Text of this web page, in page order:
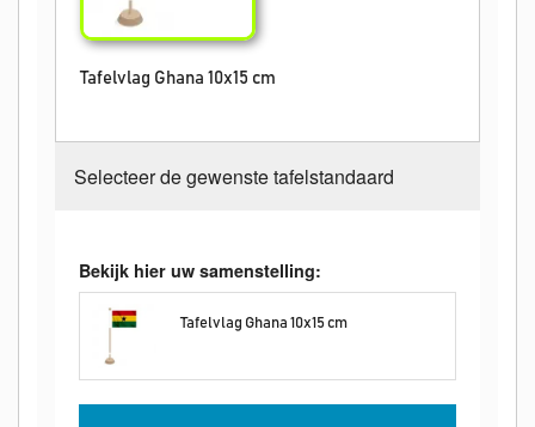
Tafelvlag Ghana 10x15 cm
Selecteer de gewenste tafelstandaard
Bekijk hier uw samenstelling:
Tafelvlag Ghana 10x15 cm